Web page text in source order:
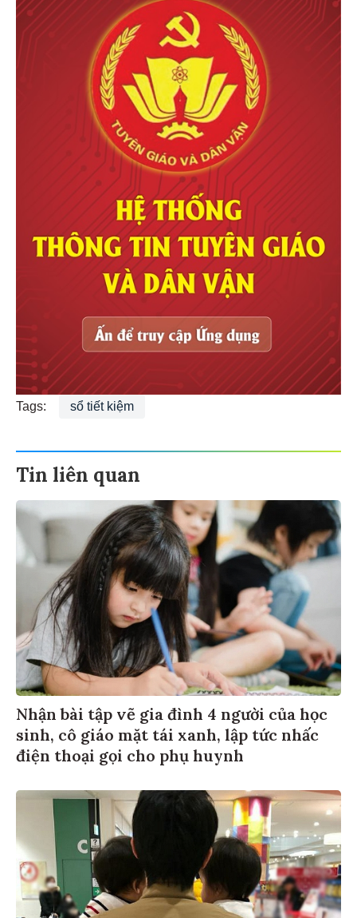
Tags: sổ tiết kiệm
Tin liên quan
Nhận bài tập vẽ gia đình 4 người của học
sinh, cô giáo mặt tái xanh, lập tức nhấc
điện thoại gọi cho phụ huynh